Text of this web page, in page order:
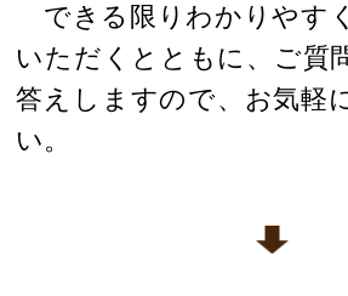
できる限りわかりやす
いただくとともに、ご質
答えしますので、お気軽
い。